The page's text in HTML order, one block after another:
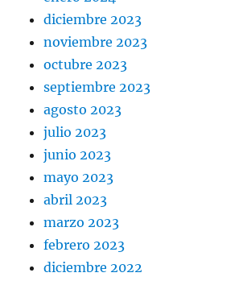
diciembre 2023
noviembre 2023
octubre 2023
septiembre 2023
agosto 2023
julio 2023
junio 2023
mayo 2023
abril 2023
marzo 2023
febrero 2023
diciembre 2022